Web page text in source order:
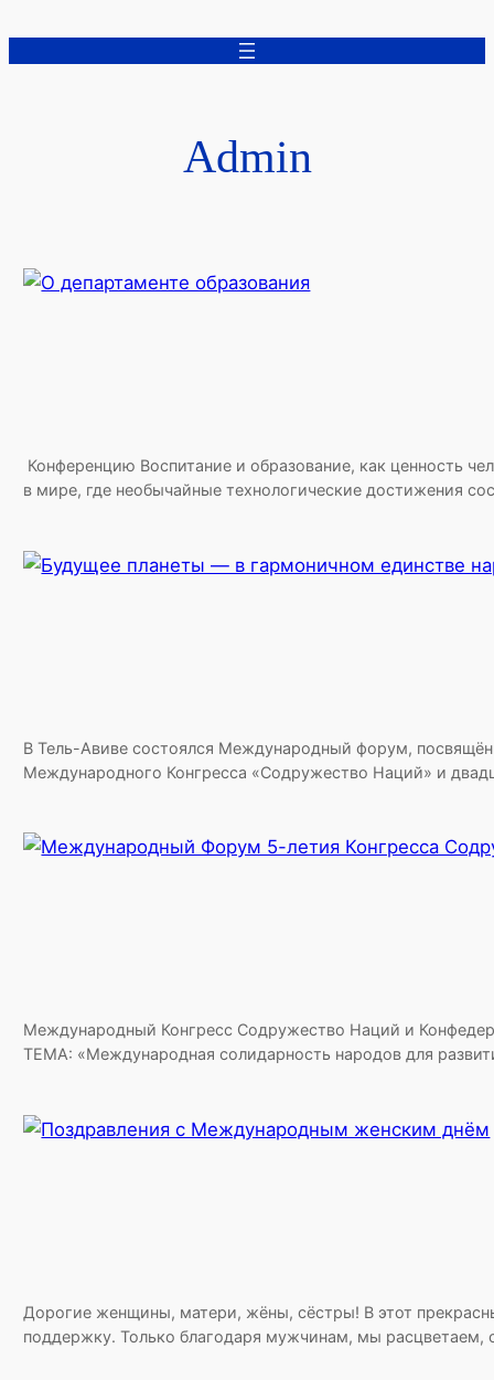
Admin
Конференцию Воспитание и образование, как ценность
в мире, где необычайные технологические достижения
В Тель-Авиве состоялся Международный форум,
Международного Конгресса «Содружество Наций» и
Международный Конгресс Содружество Наций и
ТЕМА: «Международная солидарность народов для
Дорогие женщины, матери, жёны, сёстры! В этот
поддержку. Только благодаря мужчинам, мы